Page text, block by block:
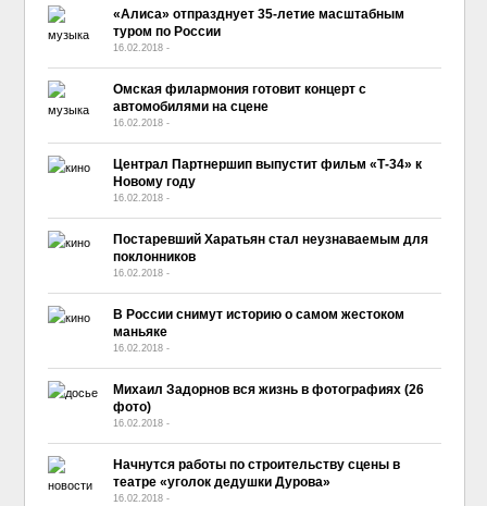
«Алиса» отпразднует 35-летие масштабным
туром по России
16.02.2018 -
Омская филармония готовит концерт с
автомобилями на сцене
16.02.2018 -
Централ Партнершип выпустит фильм «Т-34» к
Новому году
16.02.2018 -
Постаревший Харатьян стал неузнаваемым для
поклонников
16.02.2018 -
В России снимут историю о самом жестоком
маньяке
16.02.2018 -
Михаил Задорнов вся жизнь в фотографиях (26
фото)
16.02.2018 -
Начнутся работы по строительству сцены в
театре «уголок дедушки Дурова»
16.02.2018 -